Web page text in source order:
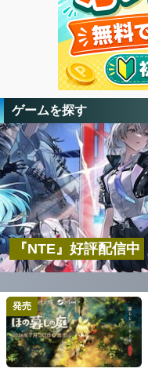
ゲームを探す
『NTE』好評配信中
発売